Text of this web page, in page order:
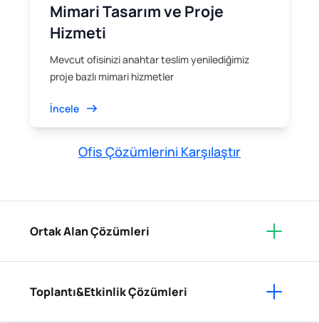
Mimari Tasarım ve Proje
Hizmeti
Mevcut ofisinizi anahtar teslim yenilediğimiz
proje bazlı mimari hizmetler
İncele
Ofis Çözümlerini Karşılaştır
Ortak Alan Çözümleri
Toplantı&Etkinlik Çözümleri